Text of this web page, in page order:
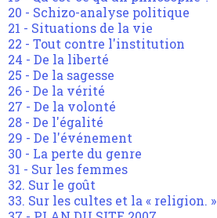
20 - Schizo-analyse politique
21 - Situations de la vie
22 - Tout contre l'institution
24 - De la liberté
25 - De la sagesse
26 - De la vérité
27 - De la volonté
28 - De l'égalité
29 - De l'événement
30 - La perte du genre
31 - Sur les femmes
32. Sur le goût
33. Sur les cultes et la « religion. »